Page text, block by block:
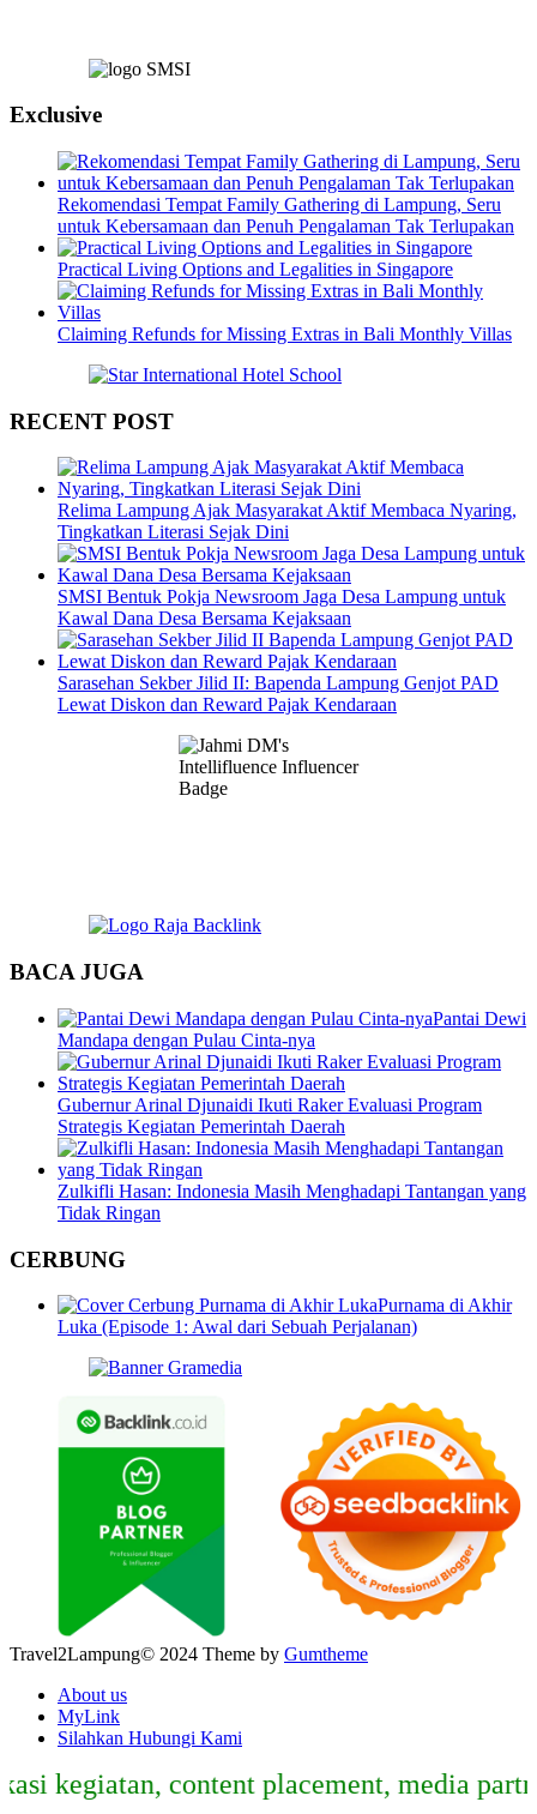
Exclusive
Rekomendasi Tempat Family Gathering di Lampung, Seru
untuk Kebersamaan dan Penuh Pengalaman Tak Terlupakan
Practical Living Options and Legalities in Singapore
Claiming Refunds for Missing Extras in Bali Monthly Villas
RECENT POST
Relima Lampung Ajak Masyarakat Aktif Membaca Nyaring,
Tingkatkan Literasi Sejak Dini
SMSI Bentuk Pokja Newsroom Jaga Desa Lampung untuk
Kawal Dana Desa Bersama Kejaksaan
Sarasehan Sekber Jilid II: Bapenda Lampung Genjot PAD
Lewat Diskon dan Reward Pajak Kendaraan
BACA JUGA
Pantai Dewi
Mandapa dengan Pulau Cinta-nya
Gubernur Arinal Djunaidi Ikuti Raker Evaluasi Program
Strategis Kegiatan Pemerintah Daerah
Zulkifli Hasan: Indonesia Masih Menghadapi Tantangan yang
Tidak Ringan
CERBUNG
Purnama di Akhir
Luka (Episode 1: Awal dari Sebuah Perjalanan)
Travel2Lampung© 2024 Theme by Gumtheme
About us
MyLink
Silahkan Hubungi Kami
content placement, media partner,